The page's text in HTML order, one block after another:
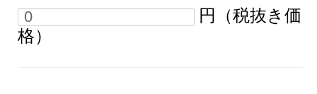
円（税抜き価
格）